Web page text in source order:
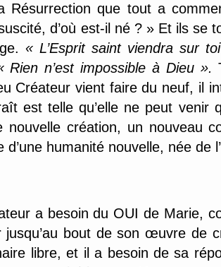
Résurrection que tout a
d’où est-il né ? » Et ils se
« L’Esprit saint viendra sur
Rien n’est impossible à Dieu ».
Créateur vient faire du neuf, il
est telle qu’elle ne peut venir
nouvelle création, un nouveau
d’une humanité nouvelle, née de
a besoin du OUI de Marie,
jusqu’au bout de son œuvre de
libre, et il a besoin de sa